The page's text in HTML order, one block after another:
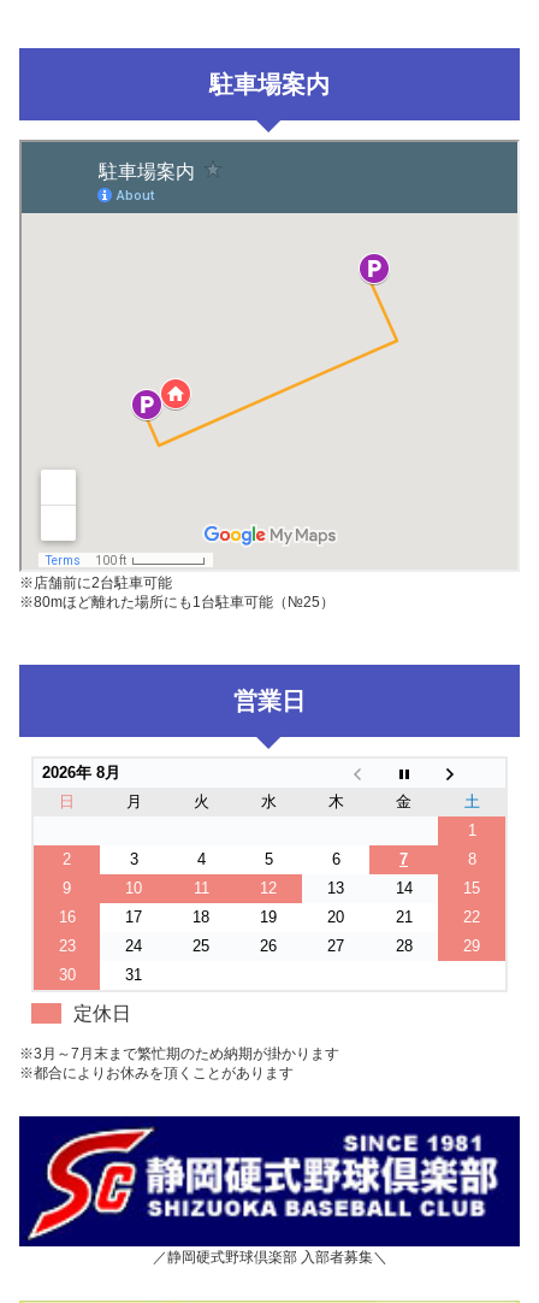
駐車場案内
※店舗前に2台駐車可能
※80mほど離れた場所にも1台駐車可能（№25）
営業日
2026年 8月
日
月 火 水 木 金
土
1
2
3 4 5 6 7
8
9
10 11 12 13 14
15
16
17 18 19 20 21
22
23
24 25 26 27 28
29
30
31
定休日
※3月～7月末まで繁忙期のため納期が掛かります
※都合によりお休みを頂くことがあります
／静岡硬式野球倶楽部 入部者募集＼